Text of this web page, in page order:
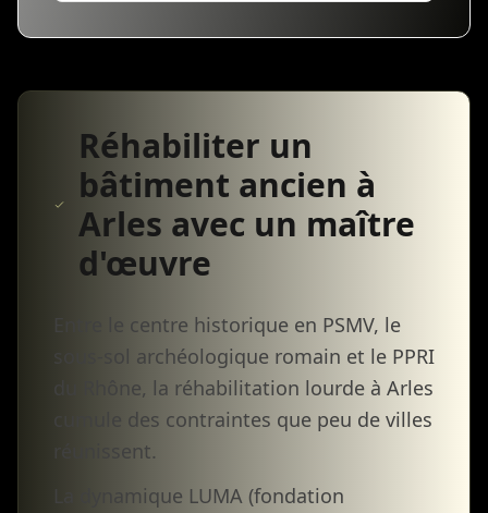
Réhabiliter un
bâtiment ancien à
Arles avec un maître
d'œuvre
Entre le centre historique en PSMV, le
sous-sol archéologique romain et le PPRI
du Rhône, la réhabilitation lourde à Arles
cumule des contraintes que peu de villes
réunissent.
La dynamique LUMA (fondation